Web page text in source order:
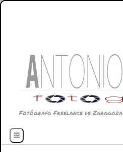
Fotógrafo Freelance de Zaragoza